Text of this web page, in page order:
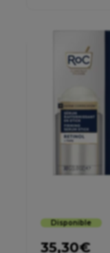
Disponible
35,30€